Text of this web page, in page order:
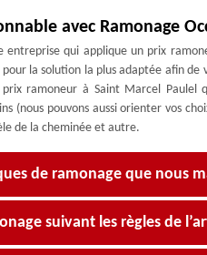
avec Ramonage
entreprise qui applique un prix
la solution la plus adaptée afin
ramoneur à Saint Marcel
(nous pouvons aussi orienter vos
de la cheminée et autre.
de ramonage que nous
suivant les règles de